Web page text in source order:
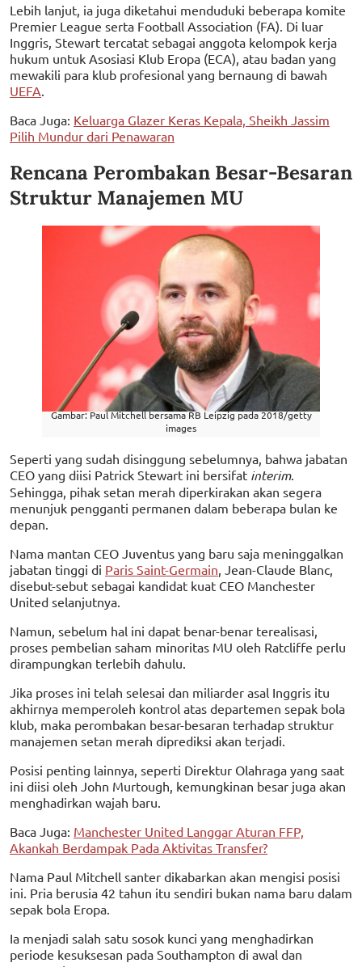
Lebih lanjut, ia juga diketahui menduduki beberapa komite
Premier League serta Football Association (FA). Di luar
Inggris, Stewart tercatat sebagai anggota kelompok kerja
hukum untuk Asosiasi Klub Eropa (ECA), atau badan yang
mewakili para klub profesional yang bernaung di bawah
UEFA
Baca Juga: Keluarga Glazer Keras Kepala, Sheikh Jassim
Pilih Mundur dari Penawaran
Rencana Perombakan Besar-Besaran
Struktur Manajemen MU
Gambar: Paul Mitchell bersama RB Leipzig pada 2018/getty
images
Seperti yang sudah disinggung sebelumnya, bahwa jabatan
CEO yang diisi Patrick Stewart ini bersifat interim.
Sehingga, pihak setan merah diperkirakan akan segera
menunjuk pengganti permanen dalam beberapa bulan ke
depan.
Nama mantan CEO Juventus yang baru saja meninggalkan
jabatan tinggi di Paris Saint-Germain , Jean-Claude Blanc,
disebut-sebut sebagai kandidat kuat CEO Manchester
United selanjutnya.
Namun, sebelum hal ini dapat benar-benar terealisasi,
proses pembelian saham minoritas MU oleh Ratcliffe perlu
dirampungkan terlebih dahulu.
Jika proses ini telah selesai dan miliarder asal Inggris itu
akhirnya memperoleh kontrol atas departemen sepak bola
klub, maka perombakan besar-besaran terhadap struktur
manajemen setan merah diprediksi akan terjadi.
Posisi penting lainnya, seperti Direktur Olahraga yang saat
ini diisi oleh John Murtough, kemungkinan besar juga akan
menghadirkan wajah baru.
Baca Juga: Manchester United Langgar Aturan FFP,
Akankah Berdampak Pada Aktivitas Transfer?
Nama Paul Mitchell santer dikabarkan akan mengisi posisi
ini. Pria berusia 42 tahun itu sendiri bukan nama baru dalam
sepak bola Eropa.
Ia menjadi salah satu sosok kunci yang menghadirkan
periode kesuksesan pada Southampton di awal dan